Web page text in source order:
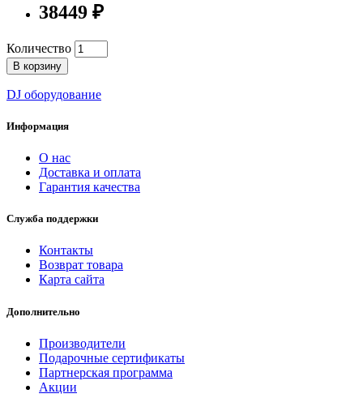
38449 ₽
Количество
В корзину
DJ оборудование
Информация
О нас
Доставка и оплата
Гарантия качества
Служба поддержки
Контакты
Возврат товара
Карта сайта
Дополнительно
Производители
Подарочные сертификаты
Партнерская программа
Акции